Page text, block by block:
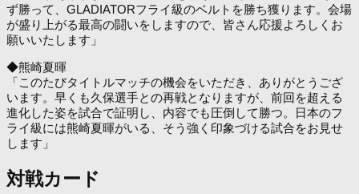
ず勝って、GLADIATORフライ級のベルトを勝ち獲ります。会場
が盛り上がる最高の闘いをしますので、皆さん応援よろしくお
願いいたします」
◆熊崎夏暉
「このたびタイトルマッチの機会をいただき、ありがとうござ
います。早くも久保選手との再戦となりますが、前回を超える
進化した姿を試合で証明し、内容でも圧倒して勝つ。日本のフ
ライ級には熊崎夏暉がいる、そう強く印象づける試合をお見せ
します」
対戦カード